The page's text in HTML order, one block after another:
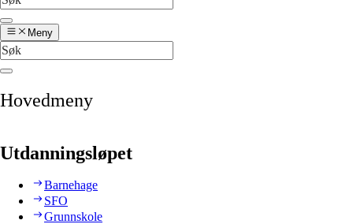
Meny
Hovedmeny
Utdanningsløpet
Barnehage
SFO
Grunnskole